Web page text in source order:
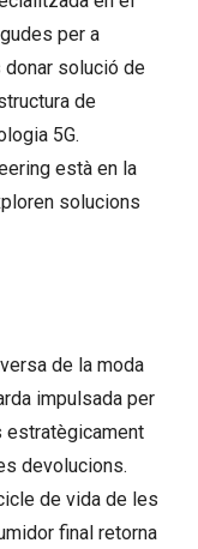
per a
solució de
de
5G.
està en la
solucions
de la moda
impulsada per
estratègicament
devolucions.
de vida de les
final retorna